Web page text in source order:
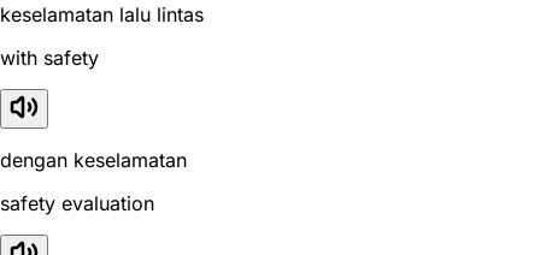
keselamatan lalu lintas
with safety
dengan keselamatan
safety evaluation